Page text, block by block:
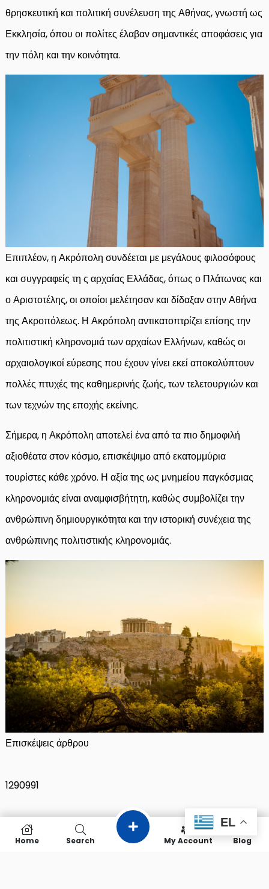
θρησκευτική και πολιτική συνέλευση της Αθήνας, γνωστή ως
Εκκλησία, όπου οι πολίτες έλαβαν σημαντικές αποφάσεις για
την πόλη και την κοινότητα.
Επιπλέον, η Ακρόπολη συνδέεται με μεγάλους φιλοσόφους
και συγγραφείς τη ς αρχαίας Ελλάδας, όπως ο Πλάτωνας και
ο Αριστοτέλης, οι οποίοι μελέτησαν και δίδαξαν στην Αθήνα
της Ακροπόλεως. Η Ακρόπολη αντικατοπτρίζει επίσης την
πολιτιστική κληρονομιά των αρχαίων Ελλήνων, καθώς οι
αρχαιολογικοί εύρεσης που έχουν γίνει εκεί αποκαλύπτουν
πολλές πτυχές της καθημερινής ζωής, των τελετουργιών και
των τεχνών της εποχής εκείνης.
Σήμερα, η Ακρόπολη αποτελεί ένα από τα πιο δημοφιλή
αξιοθέατα στον κόσμο, επισκέψιμο από εκατομμύρια
τουρίστες κάθε χρόνο. Η αξία της ως μνημείου παγκόσμιας
κληρονομιάς είναι αναμφισβήτητη, καθώς συμβολίζει την
ανθρώπινη δημιουργικότητα και την ιστορική συνέχεια της
ανθρώπινης πολιτιστικής κληρονομιάς.
Επισκέψεις άρθρου
1290991
info about Greece
Home Search My Account Blog
EL